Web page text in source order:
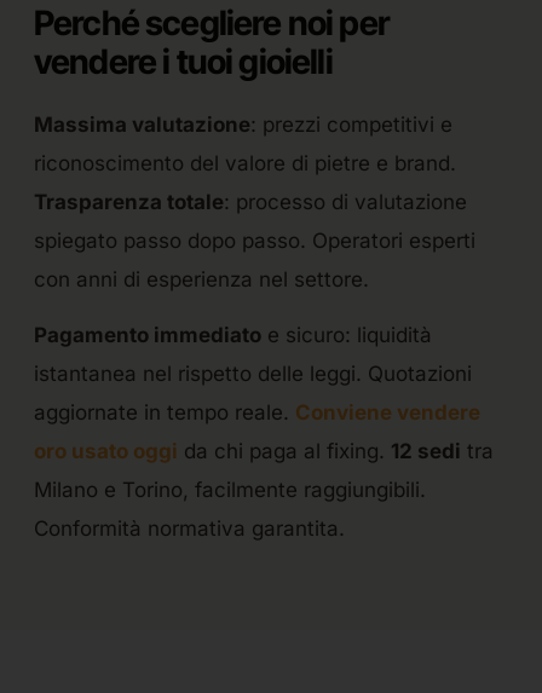
Perché scegliere noi per
vendere i tuoi gioielli
Massima valutazione: prezzi competitivi e
riconoscimento del valore di pietre e brand.
Trasparenza totale: processo di valutazione
spiegato passo dopo passo. Operatori esperti
con anni di esperienza nel settore.
Pagamento immediato e sicuro: liquidità
istantanea nel rispetto delle leggi. Quotazioni
aggiornate in tempo reale. Conviene vendere
oro usato oggi da chi paga al fixing. 12 sedi tra
Milano e Torino, facilmente raggiungibili.
Conformità normativa garantita.